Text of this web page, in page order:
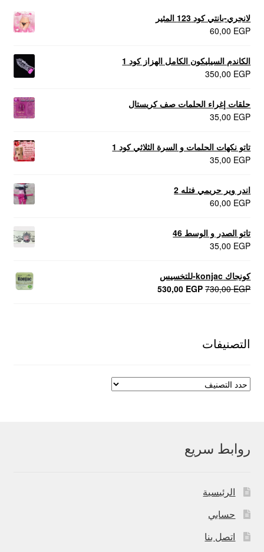
لانجري-بانتي كود 123 المثير
60,00 EGP
الكاندم السيليكون الكامل الهزاز كود 1
350,00 EGP
حلقات إغراء الحلمات صف كريستال
35,00 EGP
تاتو نكهات الحلمات و السرة الثلاثي كود 1
35,00 EGP
اندر وير حريمي فتله 2
60,00 EGP
تاتو الصدر و الوسط 46
35,00 EGP
كونجاك konjac-للتخسيس
730,00EGP
السعر530,00 EGP
السعر
التصنيفات
روابط سريع
الرئيسية
حسابي
اتصل بنا